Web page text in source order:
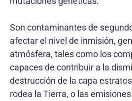
Son contaminantes de
afectar el nivel de inmisión,
atmósfera, tales como los
capaces de contribuir a la
destrucción de la capa
rodea la Tierra, o las